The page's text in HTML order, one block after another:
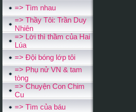
=> Tìm nhau
=> Thầy Tôi: Trần Duy
Nhiên
=> Lời thì thầm của Hai
Lúa
=> Đội bóng lớp tôi
=> Phụ nử VN & tam
tòng
=> Chuyện Con Chim
Cu
=> Tìm của báu